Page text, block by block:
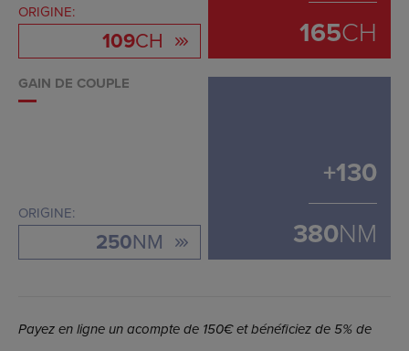
ORIGINE:
109CH
165CH
GAIN DE COUPLE
ORIGINE:
250NM
+130
380NM
Payez en ligne un acompte de 150€ et bénéficiez de 5% de